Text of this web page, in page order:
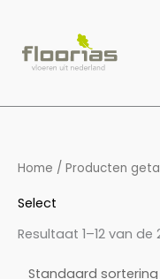
Home / Producten
Select
Resultaat 1–12 van